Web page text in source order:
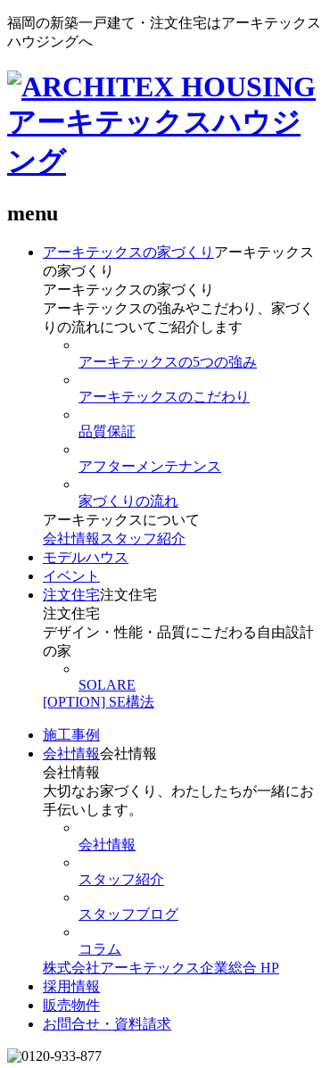
福岡の新築一戸建て・注文住宅はアーキテックス
ハウジングへ
menu
アーキテックスの家づくり アーキテックス
の家づくり
アーキテックスの家づくり
アーキテックスの強みやこだわり、家づく
りの流れについてご紹介します
アーキテックスの5つの強み
アーキテックスのこだわり
品質保証
アフターメンテナンス
家づくりの流れ
アーキテックスについて
会社情報 スタッフ紹介
モデルハウス
イベント
注文住宅注文住宅
注文住宅
デザイン・性能・品質にこだわる自由設計
の家
SOLARE
[OPTION] SE構法
施工事例
会社情報会社情報
会社情報
大切なお家づくり、わたしたちが一緒にお
手伝いします。
会社情報
スタッフ紹介
スタッフブログ
コラム
株式会社アーキテックス企業総合 HP
採用情報
販売物件
お問合せ・資料請求